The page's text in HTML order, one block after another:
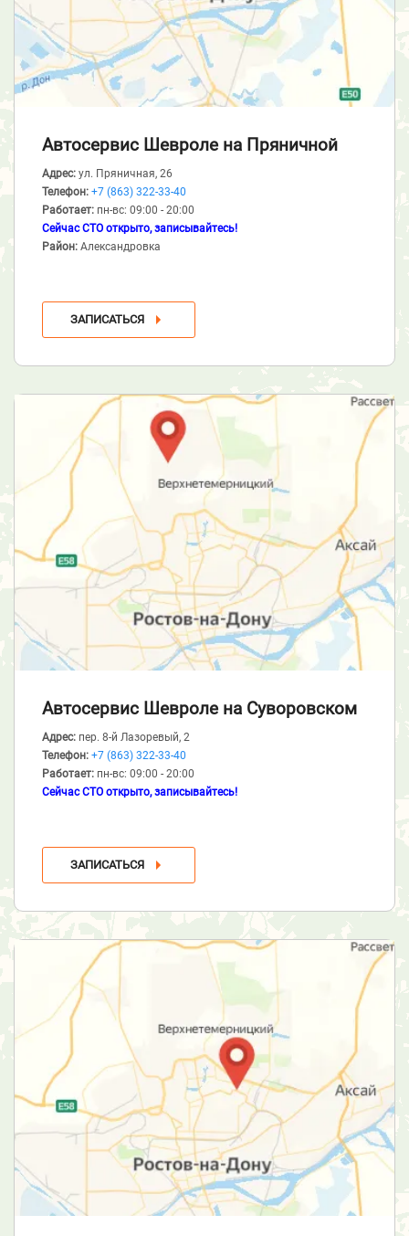
Автосервис Шевроле на Пряничной
Адрес: ул. Пряничная, 26
Телефон: +7 (863) 322-33-40
Работает: пн-вс: 09:00 - 20:00
Сейчас СТО открыто, записывайтесь!
Район: Александровка
ЗАПИСАТЬСЯ
Автосервис Шевроле на Суворовском
Адрес: пер. 8-й Лазоревый, 2
Телефон: +7 (863) 322-33-40
Работает: пн-вс: 09:00 - 20:00
Сейчас СТО открыто, записывайтесь!
ЗАПИСАТЬСЯ